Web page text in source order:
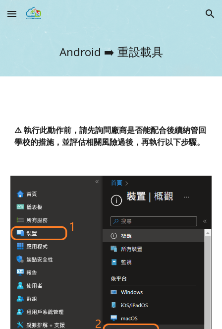
Skip to main content Skip to navigation
Android ➡️ 重設載具
⚠️ 執行此動作前，請先詢問廠商是否能配合後續納管回
學校的措施，並評估相關風險過後，再執行以下步驟。